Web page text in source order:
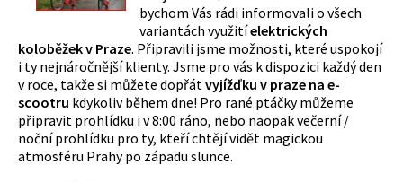
bychom Vás rádi informovali o všech
variantách využitíelektrických
koloběžek v Praze. Připravili jsme možnosti, které uspokojí
i ty nejnáročnější klienty. Jsme pro vás k dispozici každý den
v roce, takže si můžete dopřátvyjížďku v praze na e-
scootru kdykoliv během dne! Pro rané ptáčky můžeme
připravit prohlídku i v 8:00 ráno, nebo naopak večerní /
noční prohlídku pro ty, kteří chtějí vidět magickou
atmosféru Prahy po západu slunce.